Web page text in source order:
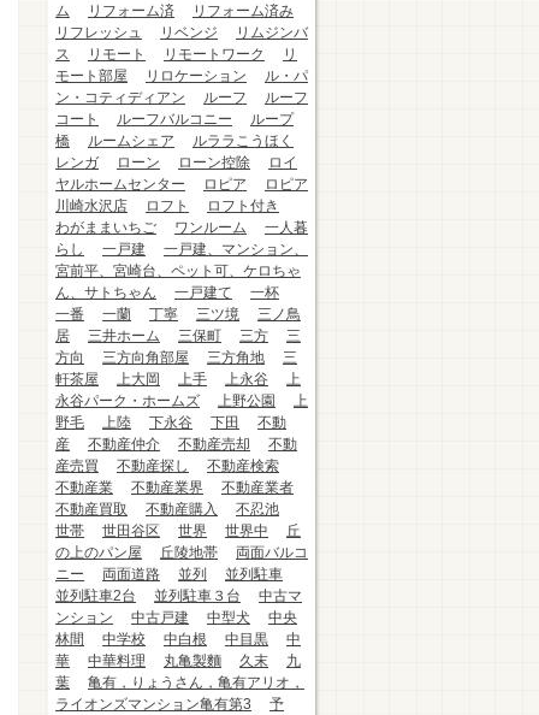
ム
リフォーム済
リフォーム済み
リフレッシュ
リベンジ
リムジンバ
ス
リモート リモートワーク
リ
モート部屋
リロケーション
ル・パ
ン・コティディアン
ルーフ
ルーフ
コート
ルーフバルコニー
ループ
橋
ルームシェア
ルララこうほく
レンガ
ローン ローン控除
ロイ
ヤルホームセンター
ロピア
ロピア
川崎水沢店
ロフト
ロフト付き
わがままいちご
ワンルーム
一人暮
らし
一戸建
一戸建、マンション、
宮前平、宮崎台、ペット可、ケロちゃ
ん、サトちゃん
一戸建て
一杯
一番
一蘭 丁寧 三ツ境
三ノ鳥
居
三井ホーム 三保町 三方
三
方向
三方向角部屋 三方角地
三
軒茶屋
上大岡 上手 上永谷
上
永谷パーク・ホームズ
上野公園
上
野毛
上陸 下永谷 下田
不動
産
不動産仲介 不動産売却
不動
産売買
不動産探し
不動産検索
不動産業
不動産業界
不動産業者
不動産買取
不動産購入
不忍池
世帯
世田谷区 世界 世界中
丘
の上のパン屋
丘陵地帯
両面バルコ
ニー
両面道路 並列
並列駐車
並列駐車2台
並列駐車３台
中古マ
ンション
中古戸建 中型犬
中央
林間
中学校 中白根 中目黒
中
華
中華料理 丸亀製麵 久末
九
葉
亀有，りょうさん，亀有アリオ，
ライオンズマンション亀有第3
予